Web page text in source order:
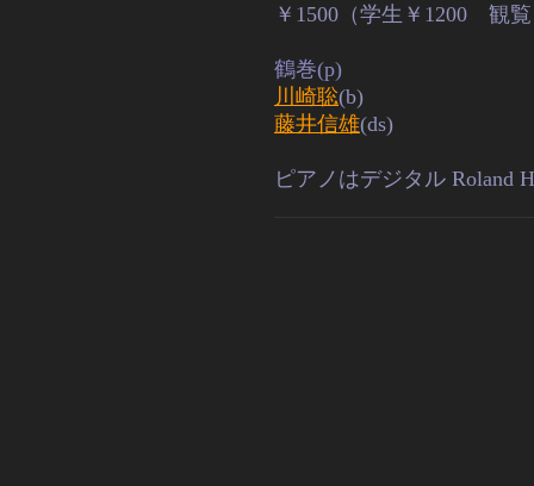
￥1500（学生￥1200
鶴巻(p)
川崎聡(b)
藤井信雄(ds)
ピアノはデジタル Roland